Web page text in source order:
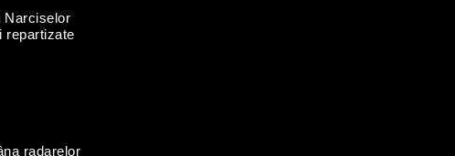
Narciselor
repartizate
radarelor